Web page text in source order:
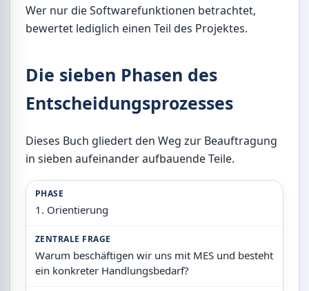
Wer nur die Softwarefunktionen betrachtet,
bewertet lediglich einen Teil des Projektes.
Die sieben Phasen des
Entscheidungsprozesses
Dieses Buch gliedert den Weg zur Beauftragung
in sieben aufeinander aufbauende Teile.
PHASE
1. Orientierung
ZENTRALE FRAGE
Warum beschäftigen wir uns mit MES und besteht
ein konkreter Handlungsbedarf?